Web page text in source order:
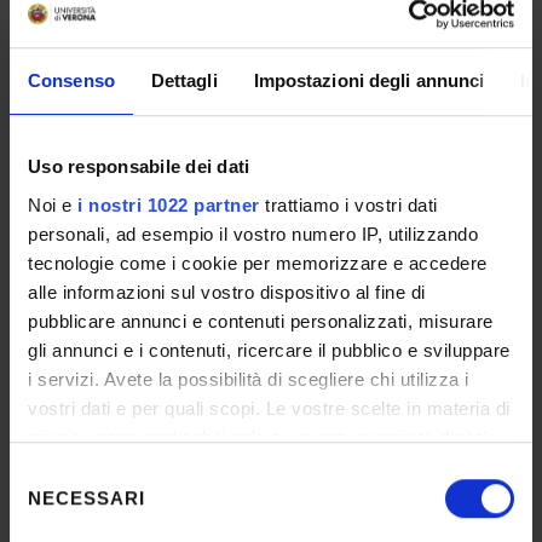
Consenso Dettagli Impostazioni degli annunci
Uso responsabile dei dati
Noi e i nostri 1022 partner trattiamo i vostri dati
personali, ad esempio il vostro numero IP, utilizzando
tecnologie come i cookie per memorizzare e accedere
alle informazioni sul vostro dispositivo al fine di
pubblicare annunci e contenuti personalizzati, misurare
gli annunci e i contenuti, ricercare il pubblico e sviluppare
i servizi. Avete la possibilità di scegliere chi utilizza i
vostri dati e per quali scopi. Le vostre scelte in materia di
privacy sono applicabili solo su questa proprietà digitale
modificare o revocare il proprio consenso in qualsiasi
momento dalla Dichiarazione sui cookie o facendo clic
delNECESSARI
04 - Allegato A.2_Dichiarazione
collaboratori
05 - Allegato A.3_Modulo Assegnisti di
Ricerca
IT | 106Kb
06 - Allegato A.4_Modulo dottorandi
IT | 173Kb